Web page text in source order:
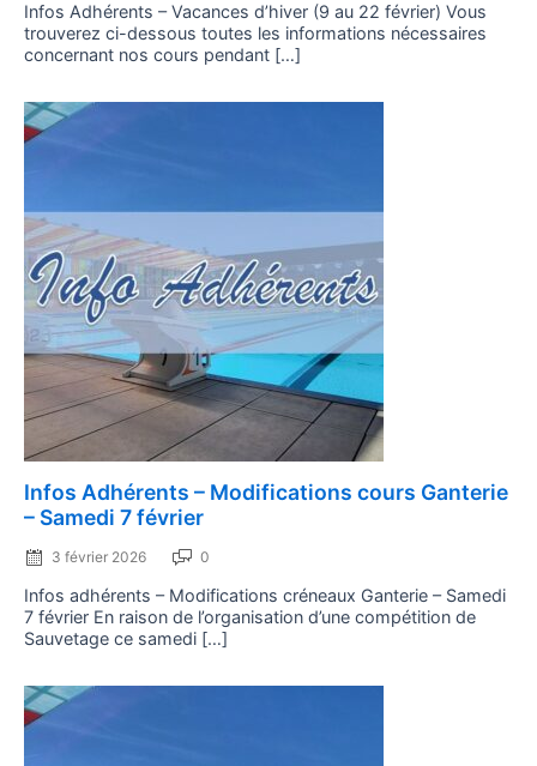
Infos Adhérents – Vacances d’hiver (9 au 22 février) Vous
trouverez ci-dessous toutes les informations nécessaires
concernant nos cours pendant […]
Infos Adhérents – Modifications cours Ganterie
– Samedi 7 février
on
3 février 2026 0
Infos adhérents – Modifications créneaux Ganterie – Samedi
7 février En raison de l’organisation d’une compétition de
Sauvetage ce samedi […]